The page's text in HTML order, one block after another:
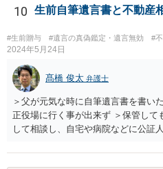
ります。 奥様において戸籍謄本、不
書、遺言書の有無等を確認し、弁護
われます。
10 生前自筆遺言書と不動産
#生前贈与 #遺言の真偽鑑定・遺言無効 #
2024年5月24日
髙橋 俊太 弁護士
＞父が元気な時に自筆遺言書を書い
正役場に行く事が出来ず ＞保管して
して相談し、自宅や病院などに公証
うことも可能です。 ＞不動産名義を